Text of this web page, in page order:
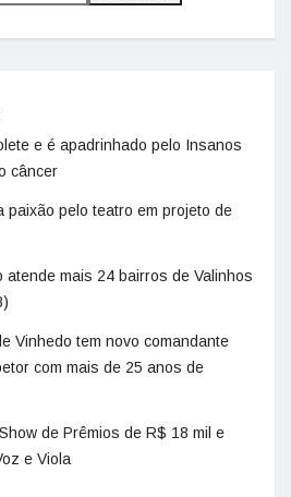
e é apadrinhado pelo Insanos
câncer
paixão pelo teatro em projeto de
atende mais 24 bairros de Valinhos
Vinhedo tem novo comandante
com mais de 25 anos de
de Prêmios de R$ 18 mil e
e Viola